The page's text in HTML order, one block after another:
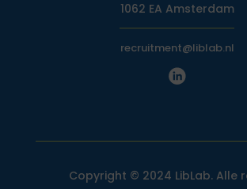
1062 EA Amsterdam
recruitment@liblab.nl
Copyright © 2024 LibLab. Alle